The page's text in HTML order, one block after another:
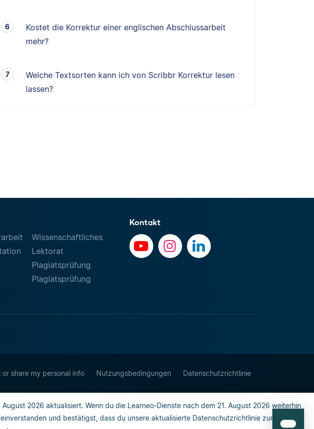
2026 aktualisiert. Wenn du die Learneo-Dienste nach dem 21. August 2026 weiterhin
und bestätigst, dass du unsere aktualisierte Datenschutzrichtlinie zur Kenntnis
Kostet die Korrektur einer englischen Abschlussarbeit
mehr?
Welche Textsorten kann ich von Scribbr Korrektur lesen
lassen?
Wissenschaftliches
Lektorat
Plagiatsprüfung
Plagiatsprüfung
Kontakt
or share my personal info Nutzungsbedingungen Datenschutzrichtlinie